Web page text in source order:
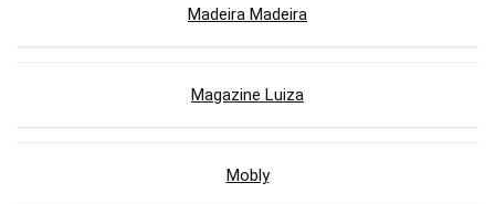
Madeira Madeira
Magazine Luiza
Mobly